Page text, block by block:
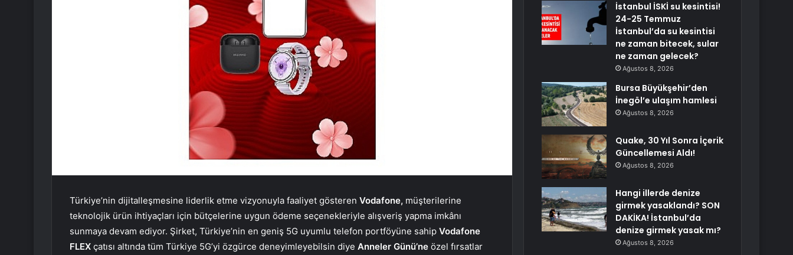
Türkiye’nin dijitalleşmesine liderlik etme vizyonuyla faaliyet gösteren Vodafone, müşterilerine
teknolojik ürün ihtiyaçları için bütçelerine uygun ödeme seçenekleriyle alışveriş yapma imkânı
sunmaya devam ediyor. Şirket, Türkiye’nin en geniş 5G uyumlu telefon portföyüne sahip Vodafone
FLEX çatısı altında tüm Türkiye 5G’yi özgürce deneyimleyebilsin diye Anneler Günü’ne özel fırsatlar
İstanbul İSKİ su kesintisi!
24-25 Temmuz
İstanbul’da su kesintisi
ne zaman bitecek, sular
ne zaman gelecek?
Ağustos 8, 2026
Bursa Büyükşehir’den
İnegöl’e ulaşım hamlesi
Ağustos 8, 2026
Quake, 30 Yıl Sonra İçerik
Güncellemesi Aldı!
Ağustos 8, 2026
Hangi illerde denize
girmek yasaklandı? SON
DAKİKA! İstanbul’da
denize girmek yasak mı?
Ağustos 8, 2026